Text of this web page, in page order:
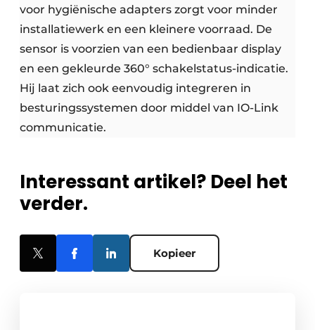
voor hygiënische adapters zorgt voor minder
installatiewerk en een kleinere voorraad. De
sensor is voorzien van een bedienbaar display
en een gekleurde 360° schakelstatus-indicatie.
Hij laat zich ook eenvoudig integreren in
besturingssystemen door middel van IO-Link
communicatie.
Interessant artikel? Deel het
verder.
Kopieer